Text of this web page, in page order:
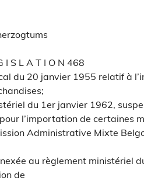
I S L A T I O N 468
du 20 janvier 1955 relatif à
du 1er janvier 1962,
l’importation de certaines
Administrative Mixte
au règlement ministériel
de